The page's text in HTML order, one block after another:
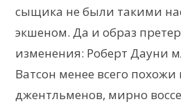
сыщика не были такими
экшеном. Да и образ
изменения: Роберт Дауни
Ватсон менее всего
джентльменов, мирно